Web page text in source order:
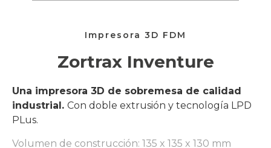
Impresora 3D FDM
Zortrax Inventure
Una impresora 3D de sobremesa de calidad
industrial. Con doble extrusión y tecnología LPD
PLus.
Volumen de construcción: 135 x 135 x 130 mm